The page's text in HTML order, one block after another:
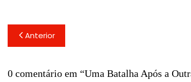
Navegação
de
Post
Anterior
0 comentário em “Uma Batalha Após a